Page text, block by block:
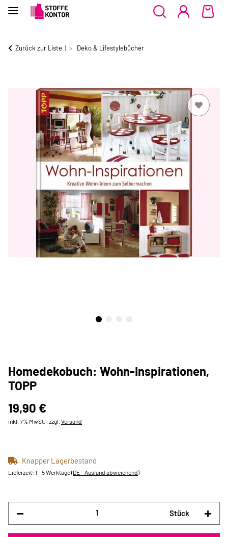
Zurück zur Liste Deko & Lifestylebücher
Homedekobuch: Wohn-Inspirationen,
TOPP
19,90 €
inkl. 7% MwSt. , zzgl. Versand
Knapper Lagerbestand
Lieferzeit: 1 - 5 Werktage(DE - Ausland abweichend)
Stück